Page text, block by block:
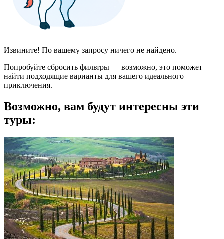
Извините! По вашему запросу ничего не найдено.
Попробуйте сбросить фильтры — возможно, это поможет
найти подходящие варианты для вашего идеального
приключения.
Возможно, вам будут интересны эти
туры: